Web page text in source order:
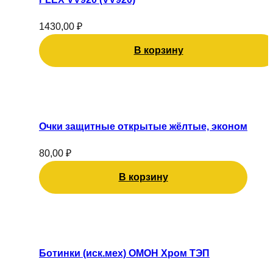
1430,00 ₽
В корзину
Очки защитные открытые жёлтые, эконом
80,00 ₽
В корзину
Ботинки (иск.мех) ОМОН Хром ТЭП
имеет